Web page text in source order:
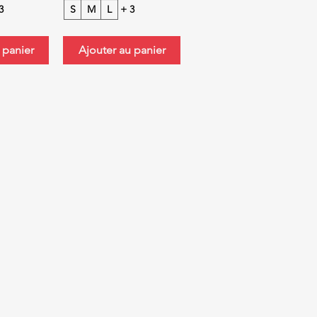
S M L + 3
Ajouter au panier